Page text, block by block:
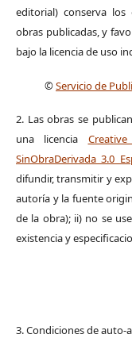
editorial) conserva
obras publicadas, y
bajo la licencia de uso
©Servicio de
2. Las obras se
una licencia
SinObraDerivada 3.0
difundir, transmitir y
autoría y la fuente
de la obra); ii) no se
existencia y
3. Condiciones de auto-